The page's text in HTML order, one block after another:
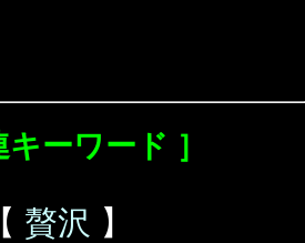
キーワード ］
【 贅沢 】